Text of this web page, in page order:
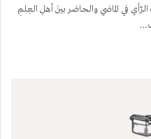
في الماضي والحاضر بينَ أهلِ العِلمِ